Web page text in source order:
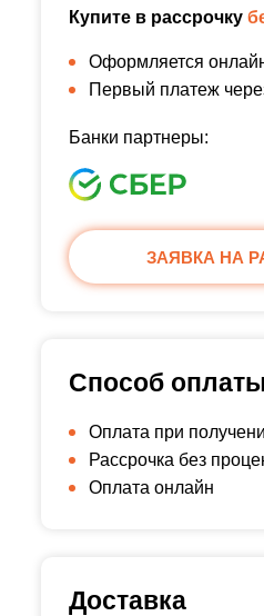
Купите в рассрочку
Оформляется
Первый платеж
Банки партнеры:
ЗАЯВКА НА
Способ оплаты
Оплата при
Рассрочка без
Оплата онлайн
Доставка